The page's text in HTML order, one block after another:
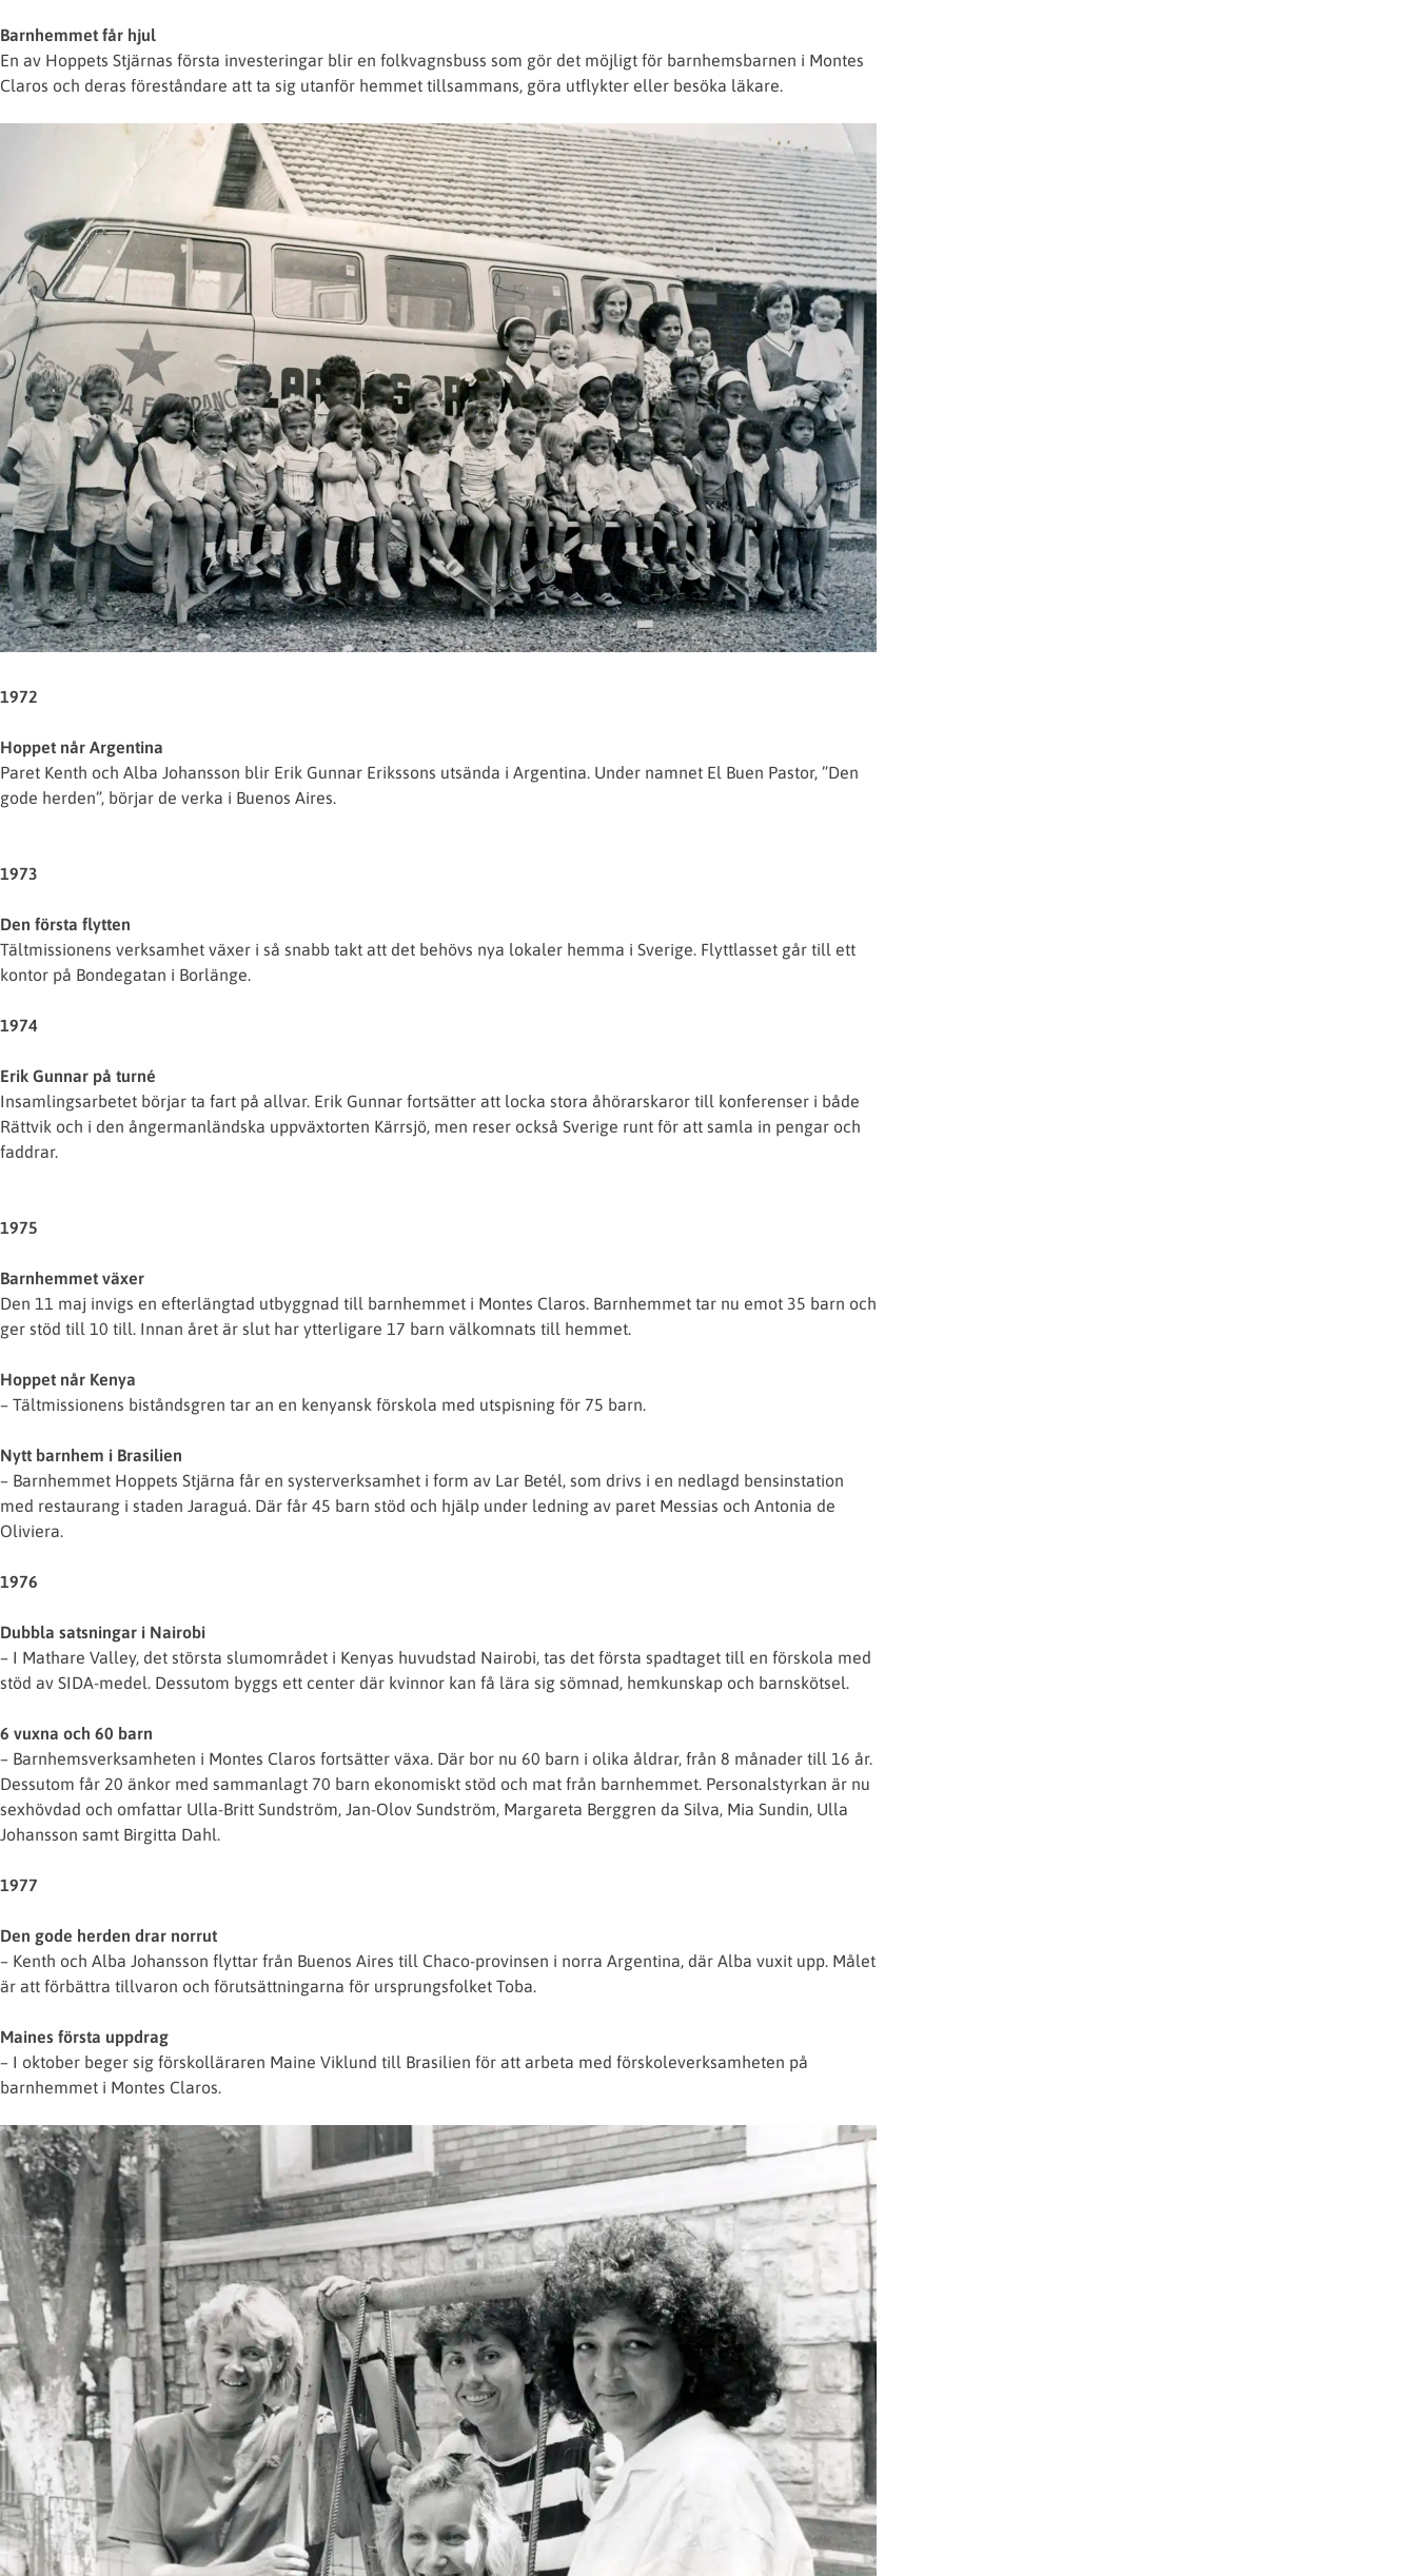
Barnhemmet får hjul
En av Hoppets Stjärnas första investeringar blir en folkvagnsbuss som gör det möjligt för barnhemsbarnen i Montes
Claros och deras föreståndare att ta sig utanför hemmet tillsammans, göra utflykter eller besöka läkare.
1972
Hoppet når Argentina
Paret Kenth och Alba Johansson blir Erik Gunnar Erikssons utsända i Argentina. Under namnet El Buen Pastor, ”Den
gode herden”, börjar de verka i Buenos Aires.
1973
Den första flytten
Tältmissionens verksamhet växer i så snabb takt att det behövs nya lokaler hemma i Sverige. Flyttlasset går till ett
kontor på Bondegatan i Borlänge.
1974
Erik Gunnar på turné
Insamlingsarbetet börjar ta fart på allvar. Erik Gunnar fortsätter att locka stora åhörarskaror till konferenser i både
Rättvik och i den ångermanländska uppväxtorten Kärrsjö, men reser också Sverige runt för att samla in pengar och
faddrar.
1975
Barnhemmet växer
Den 11 maj invigs en efterlängtad utbyggnad till barnhemmet i Montes Claros. Barnhemmet tar nu emot 35 barn och
ger stöd till 10 till. Innan året är slut har ytterligare 17 barn välkomnats till hemmet.
Hoppet når Kenya
– Tältmissionens biståndsgren tar an en kenyansk förskola med utspisning för 75 barn.
Nytt barnhem i Brasilien
– Barnhemmet Hoppets Stjärna får en systerverksamhet i form av Lar Betél, som drivs i en nedlagd bensinstation
med restaurang i staden Jaraguá. Där får 45 barn stöd och hjälp under ledning av paret Messias och Antonia de
Oliviera.
1976
Dubbla satsningar i Nairobi
– I Mathare Valley, det största slumområdet i Kenyas huvudstad Nairobi, tas det första spadtaget till en förskola med
stöd av SIDA-medel. Dessutom byggs ett center där kvinnor kan få lära sig sömnad, hemkunskap och barnskötsel.
6 vuxna och 60 barn
– Barnhemsverksamheten i Montes Claros fortsätter växa. Där bor nu 60 barn i olika åldrar, från 8 månader till 16 år.
Dessutom får 20 änkor med sammanlagt 70 barn ekonomiskt stöd och mat från barnhemmet. Personalstyrkan är nu
sexhövdad och omfattar Ulla-Britt Sundström, Jan-Olov Sundström, Margareta Berggren da Silva, Mia Sundin, Ulla
Johansson samt Birgitta Dahl.
1977
Den gode herden drar norrut
– Kenth och Alba Johansson flyttar från Buenos Aires till Chaco-provinsen i norra Argentina, där Alba vuxit upp. Målet
är att förbättra tillvaron och förutsättningarna för ursprungsfolket Toba.
Maines första uppdrag
– I oktober beger sig förskolläraren Maine Viklund till Brasilien för att arbeta med förskoleverksamheten på
barnhemmet i Montes Claros.